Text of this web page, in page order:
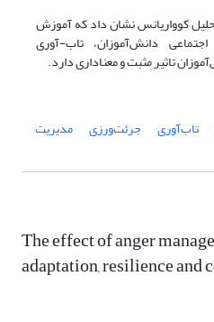
تحلیل کوواریانس نشان داد که آموزش
دانش‌آموزان، تاب-آوری
تاثیر مثبت و معناداری دارد.
تا‌ب‌آوری جرئت‌ورزی مدیریت
The effect of anger
adaptation, resilience and